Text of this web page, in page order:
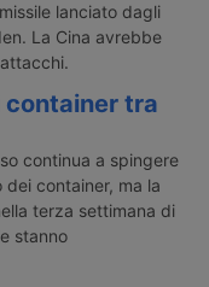
lanciato dagli
La Cina avrebbe
container tra
continua a spingere
dei container, ma la
terza settimana di
stanno